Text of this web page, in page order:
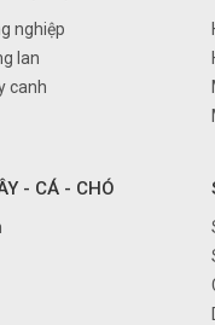
nghiệp
lan
canh
- CÁ - CHÓ